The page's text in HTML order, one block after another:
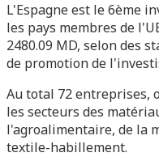
L'Espagne est le 6ème
les pays membres de
2480.09 MD, selon des
de promotion de
Au total 72 entreprises,
les secteurs des
l'agroalimentaire, de la
textile-habillement.